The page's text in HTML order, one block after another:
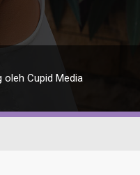
oleh Cupid Media